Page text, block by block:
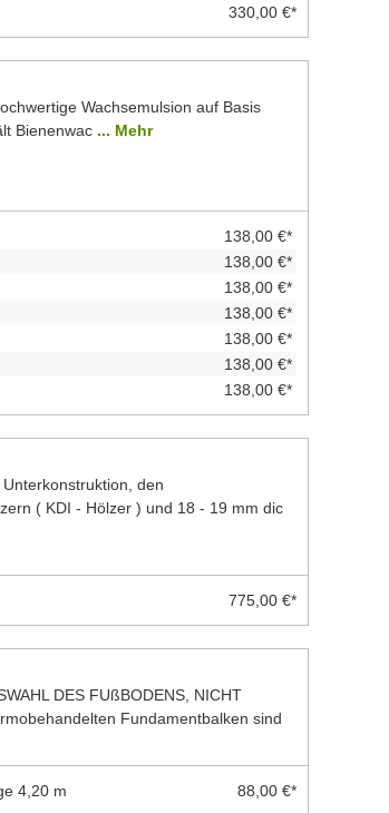
330,00 €*
Wachsemulsion auf Basis
Bienenwac ... Mehr
138,00 €*
138,00 €*
138,00 €*
138,00 €*
138,00 €*
138,00 €*
138,00 €*
den
( KDI - Hölzer ) und 18 - 19 mm dic
775,00 €*
DES FUßBODENS, NICHT
Fundamentbalken sind
4,20 m 88,00 €*